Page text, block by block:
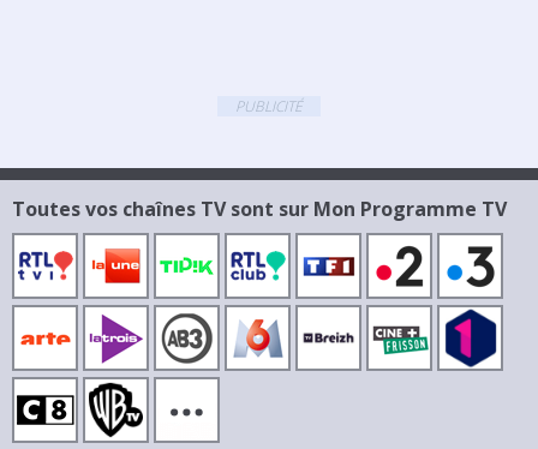
PUBLICITÉ
Toutes vos chaînes TV sont sur Mon Programme TV